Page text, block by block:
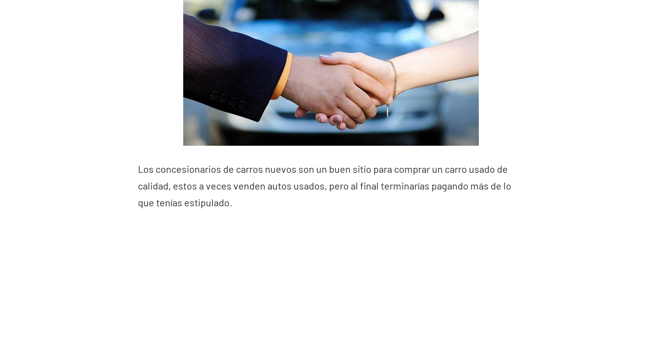
Los concesionarios de carros nuevos son un buen sitio para comprar un carro usado de
calidad, estos a veces venden autos usados, pero al final terminarías pagando más de lo
que tenías estipulado.